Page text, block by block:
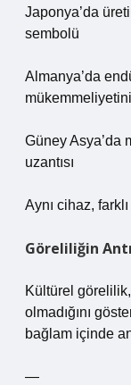
Japonya’da
sembolü
Almanya’da
Güney Asya’da
uzantısı
Aynı cihaz,
Göreliliğin
Kültürel
olmadığını
bağlam içinde
—